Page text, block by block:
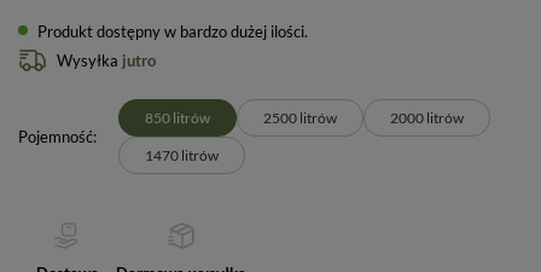
Produkt dostępny w bardzo dużej ilości
Wysyłka jutro
Pojemność
850 litrów 2500 litrów 2000 litrów
1470 litrów